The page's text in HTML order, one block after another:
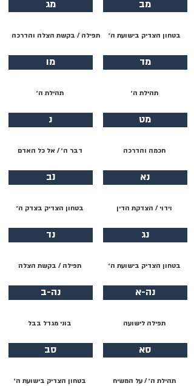
מב
בטחון הצדיק בישועת ה׳
מד
תהילת ה׳
מט
חכמה והדרכה
נא
וידוי / הצדקת הדין
נג
בטחון הצדיק בישועת ה׳
נה-א
תפילה לישועה
סא
תהילת ה׳ / על המשיח
מג
תפילה / בקשת הצלה והדרכה
מו
תהילת ה׳
נ
דבר ה׳ / אל כל האדם
נב
בטחון הצדיק בצדק ה׳
נד
תפילה / בקשת הצלה
נה-ב
בוני מגדל בבל
סב
בטחון הצדיק בישועת ה׳